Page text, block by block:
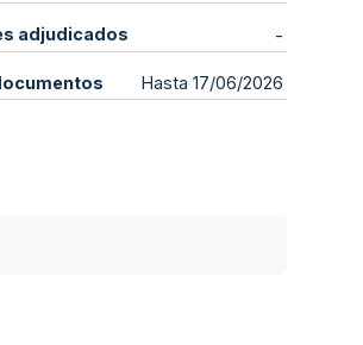
adjudicados -
Hasta 17/06/2026